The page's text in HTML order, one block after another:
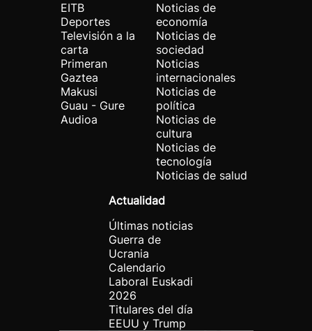
EITB
Deportes
Televisión a la
carta
Primeran
Gaztea
Makusi
Guau - Gure
Audioa
Noticias de
economía
Noticias de
sociedad
Noticias
internacionales
Noticias de
política
Noticias de
cultura
Noticias de
tecnología
Noticias de salud
Actualidad
Últimas noticias
Guerra de
Ucrania
Calendario
Laboral Euskadi
2026
Titulares del día
EEUU y Trump